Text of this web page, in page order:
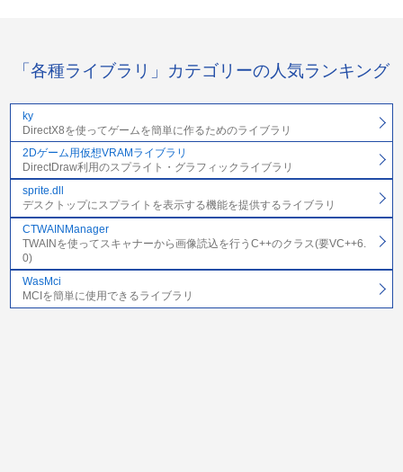
「各種ライブラリ」カテゴリーの人気ランキング
ky
DirectX8を使ってゲームを簡単に作るためのライブラリ
2Dゲーム用仮想VRAMライブラリ
DirectDraw利用のスプライト・グラフィックライブラリ
sprite.dll
デスクトップにスプライトを表示する機能を提供するライブラリ
CTWAINManager
TWAINを使ってスキャナーから画像読込を行うC++のクラス(要VC++6.
0)
WasMci
MCIを簡単に使用できるライブラリ